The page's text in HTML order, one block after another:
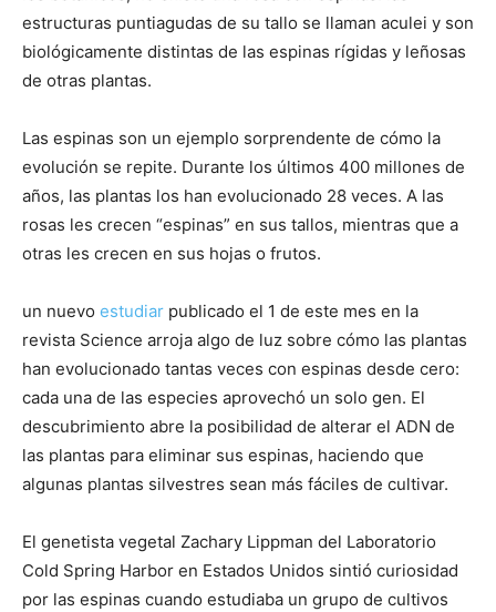
estructuras puntiagudas de su tallo se llaman aculei y son
biológicamente distintas de las espinas rígidas y leñosas
de otras plantas.
Las espinas son un ejemplo sorprendente de cómo la
evolución se repite. Durante los últimos 400 millones de
años, las plantas los han evolucionado 28 veces. A las
rosas les crecen “espinas” en sus tallos, mientras que a
otras les crecen en sus hojas o frutos.
un nuevo estudiar publicado el 1 de este mes en la
revista Science arroja algo de luz sobre cómo las plantas
han evolucionado tantas veces con espinas desde cero:
cada una de las especies aprovechó un solo gen. El
descubrimiento abre la posibilidad de alterar el ADN de
las plantas para eliminar sus espinas, haciendo que
algunas plantas silvestres sean más fáciles de cultivar.
El genetista vegetal Zachary Lippman del Laboratorio
Cold Spring Harbor en Estados Unidos sintió curiosidad
por las espinas cuando estudiaba un grupo de cultivos